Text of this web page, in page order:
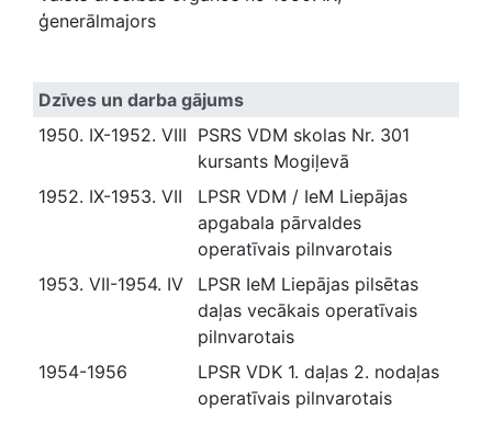
ģenerālmajors
Dzīves un darba gājums
1950. IX-1952. VIII PSRS VDM skolas Nr. 301
kursants Mogiļevā
1952. IX-1953. VII
LPSR VDM / IeM Liepājas
apgabala pārvaldes
operatīvais pilnvarotais
1953. VII-1954. IV
LPSR IeM Liepājas pilsētas
daļas vecākais operatīvais
pilnvarotais
1954-1956
LPSR VDK 1. daļas 2. nodaļas
operatīvais pilnvarotais